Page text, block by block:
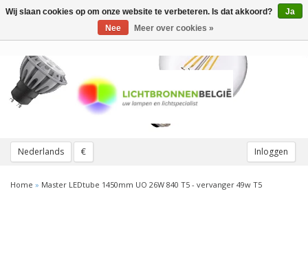
Nederlands € Inloggen
Toggle
Home » Master LEDtube 1450mm UO 26W 840 T5 - vervanger 49w T5
Wij slaan cookies op om onze website te verbeteren. Is dat akkoord?
Ja
Nee
Meer over cookies »